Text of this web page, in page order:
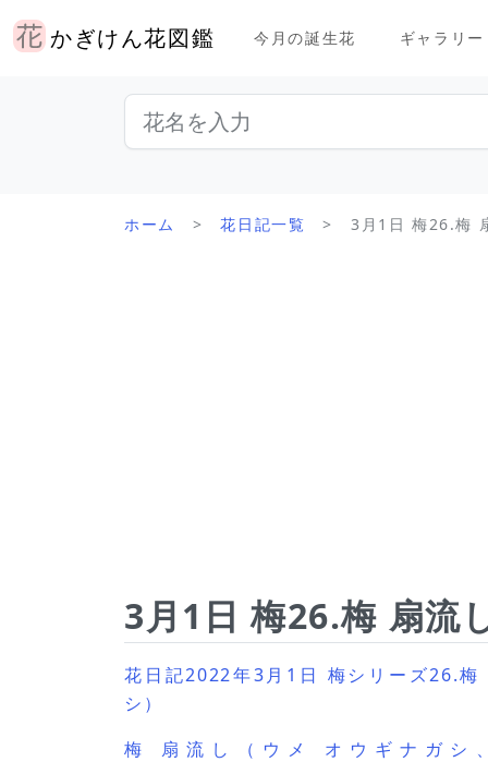
かぎけん花図鑑 今月の誕生花 ギャラリー
ホーム 花日記一覧 3月1日 梅26.梅
3月1日 梅26.梅 扇流
花日記2022年3月1日 梅シリーズ26.梅
シ）
梅 扇流し（ウメ オウギナガシ